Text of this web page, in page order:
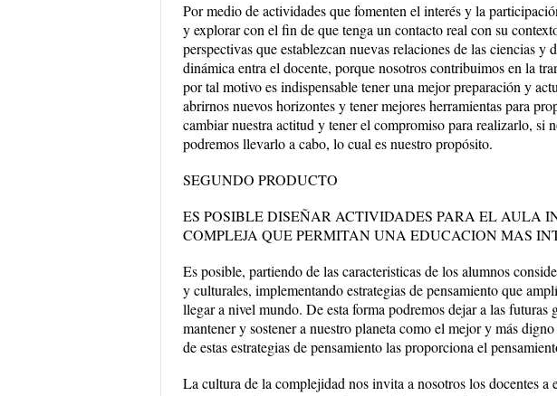
Por medio de actividades que fomenten el interés y la
y explorar con el fin de que tenga un contacto real con su
perspectivas que establezcan nuevas relaciones de las ciencias
dinámica entra el docente, porque nosotros contribuimos en la
por tal motivo es indispensable tener una mejor preparación y
abrirnos nuevos horizontes y tener mejores herramientas para
cambiar nuestra actitud y tener el compromiso para realizarlo, si
podremos llevarlo a cabo, lo cual es nuestro propósito.
SEGUNDO PRODUCTO
ES POSIBLE DISEÑAR ACTIVIDADES PARA EL AULA
COMPLEJA QUE PERMITAN UNA EDUCACION MAS
Es posible, partiendo de las caracteristicas de los alumnos
y culturales, implementando estrategias de pensamiento que
llegar a nivel mundo. De esta forma podremos dejar a las futuras
mantener y sostener a nuestro planeta como el mejor y más
de estas estrategias de pensamiento las proporciona el
La cultura de la complejidad nos invita a nosotros los docentes a